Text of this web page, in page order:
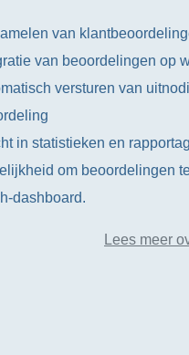
van
van beoordelingen op
versturen van
in statistieken en
om beoordelingen
dashboard.
Lees meer